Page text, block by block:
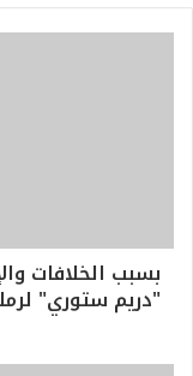
بسبب الخلافات
"دريم ستوري"